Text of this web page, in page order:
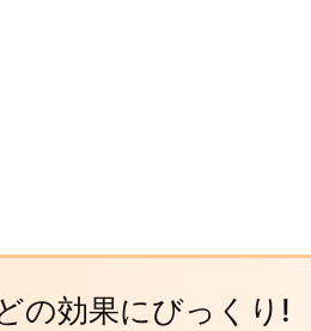
の効果にびっくり!